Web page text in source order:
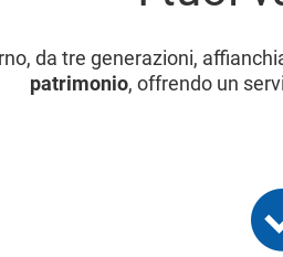
da tre generazioni,
patrimonio, offrendo un